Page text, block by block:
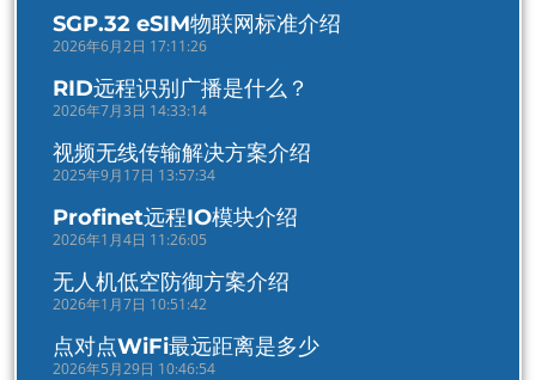
SGP.32 eSIM物联网标准介绍
2026年6月2日 17:11:26
RID远程识别广播是什么？
2026年7月3日 14:33:14
视频无线传输解决方案介绍
2025年9月17日 13:57:34
Profinet远程IO模块介绍
2026年1月4日 11:26:05
无人机低空防御方案介绍
2026年1月7日 10:51:42
点对点WiFi最远距离是多少
2026年5月29日 10:46:54